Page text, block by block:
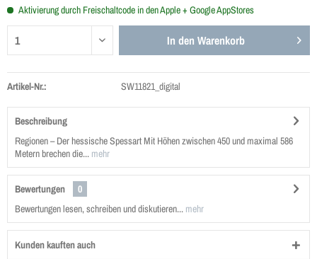
Aktivierung durch Freischaltcode in den Apple + Google AppStores
In den Warenkorb
Artikel-Nr.: SW11821_digital
Beschreibung
Regionen – Der hessische Spessart Mit Höhen zwischen 450 und maximal 586
Metern brechen die... mehr
Bewertungen
0
Bewertungen lesen, schreiben und diskutieren... mehr
Kunden kauften auch